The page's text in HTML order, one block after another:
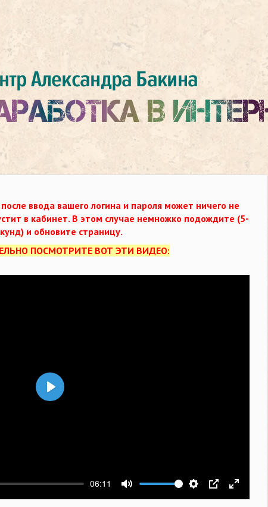
ввода вашего логина и пароля может ничего не
в кабинет. В этом случае немножко подождите (5-
и обновите страницу.
ПОСМОТРИТЕ ВОТ ЭТИ ВИДЕО:
06:11
Выключить звукНастройки
PIP На
Воспроизвести